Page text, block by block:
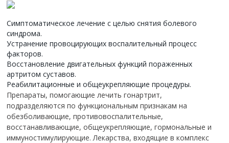
Симптоматическое лечение с целью снятия болевого
синдрома.
Устранение провоцирующих воспалительный процесс
факторов.
Восстановление двигательных функций пораженных
артритом суставов.
Реабилитационные и общеукрепляющие процедуры.
Препараты, помогающие лечить гонартрит,
подразделяются по функциональным признакам на
обезболивающие, противовоспалительные,
восстанавливающие, общеукрепляющие, гормональные и
иммуностимулирующие. Лекарства, входящие в комплекс